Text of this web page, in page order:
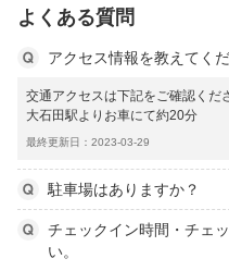
よくある質問
アクセス情報を教えてくだ
交通アクセスは下記をご確認くだ
大石田駅よりお車にて約20分
最終更新日：2023-03-29
駐車場はありますか？
チェックイン時間・チェ
い。